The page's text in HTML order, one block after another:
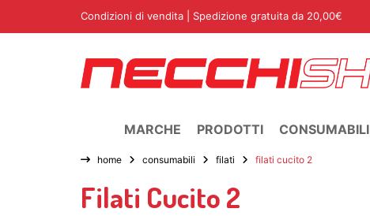
Condizioni di vendita | Spedizione gratuita da 20,00€
MARCHE PRODOTTI CONSUMABILI
home consumabili filati filati cucito 2
Filati Cucito 2